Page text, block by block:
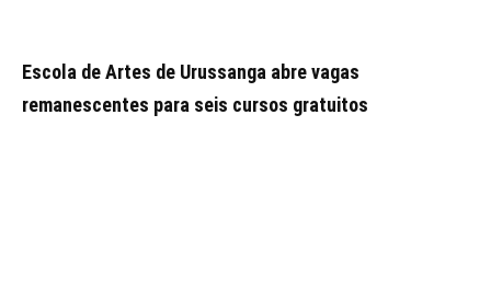
Escola de Artes de Urussanga abre vagas
remanescentes para seis cursos gratuitos